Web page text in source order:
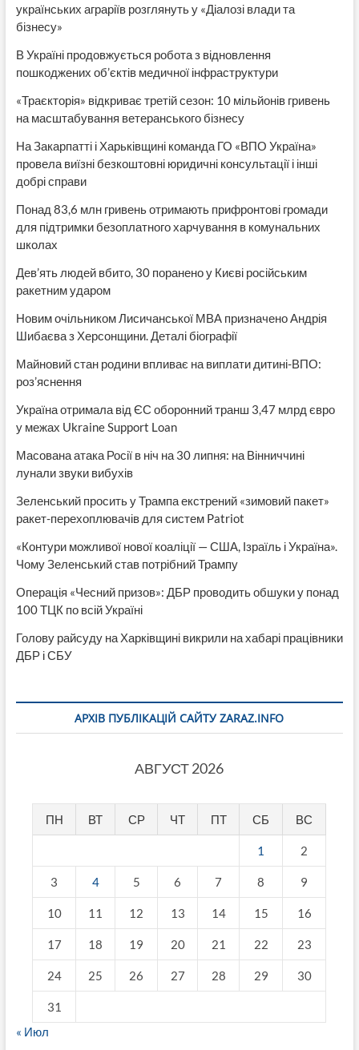
українських аграріїв розглянуть у «Діалозі влади та
бізнесу»
В Україні продовжується робота з відновлення
пошкоджених об’єктів медичної інфраструктури
«Траєкторія» відкриває третій сезон: 10 мільйонів гривень
на масштабування ветеранського бізнесу
На Закарпатті і Харьківщині команда ГО «ВПО Україна»
провела виїзні безкоштовні юридичні консультації і інші
добрі справи
Понад 83,6 млн гривень отримають прифронтові громади
для підтримки безоплатного харчування в комунальних
школах
Дев’ять людей вбито, 30 поранено у Києві російським
ракетним ударом
Новим очільником Лисичанської МВА призначено Андрія
Шибаєва з Херсонщини. Деталі біографії
Майновий стан родини впливає на виплати дитині-ВПО:
роз’яснення
Україна отримала від ЄС оборонний транш 3,47 млрд євро
у межах Ukraine Support Loan
Масована атака Росії в ніч на 30 липня: на Вінниччині
лунали звуки вибухів
Зеленський просить у Трампа екстрений «зимовий пакет»
ракет-перехоплювачів для систем Patriot
«Контури можливої нової коаліції — США, Ізраїль і Україна».
Чому Зеленський став потрібний Трампу
Операція «Чесний призов»: ДБР проводить обшуки у понад
100 ТЦК по всій Україні
Голову райсуду на Харківщині викрили на хабарі працівники
ДБР і СБУ
АРХІВ ПУБЛІКАЦІЙ САЙТУ ZARAZ.INFO
АВГУСТ 2026
ПН ВТ СР ЧТ ПТ СБ ВС
1 2
3 4 5 6 7 8 9
10 11 12 13 14 15 16
17 18 19 20 21 22 23
24 25 26 27 28 29 30
31
« Июл